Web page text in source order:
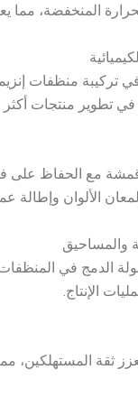
المنخفضة، مما
تركيبة منظفات
تطوير منتجات أكثر
مع الحفاظ على
الألوان وإطالة
الدمج في
الإنتاج.
تعزز ثقة